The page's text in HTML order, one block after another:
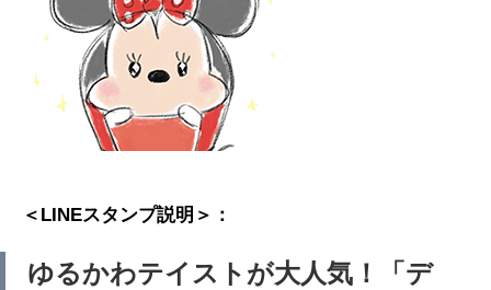
＜LINEスタンプ説明＞：
ゆるかわテイストが大人気！「デ